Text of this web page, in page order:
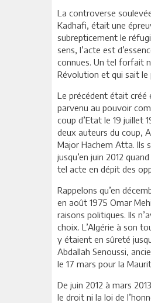
La controverse
Kadhafi, était une
subrepticement le
sens, l’acte est
connues. Un tel forfait
Révolution et qui sait le
Le précédent était créé
parvenu au pouvoir
coup d’Etat le 19 juillet
deux auteurs du coup,
Major Hachem Atta. Ils
jusqu’en juin 2012
tel acte en dépit des
Rappelons qu’en
en août 1975 Omar
raisons politiques. Ils
choix. L’Algérie à son
y étaient en sûreté
Abdallah Senoussi,
le 17 mars pour la
De juin 2012 à mars
le droit ni la loi de